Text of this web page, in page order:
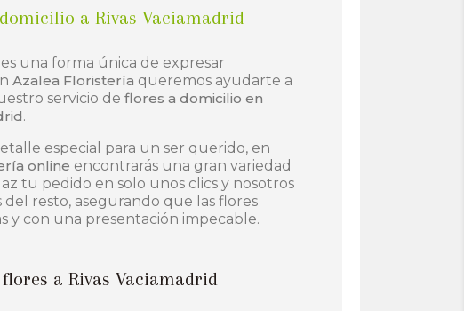
a Rivas Vaciamadrid
una forma única de expresar
Azalea Floristería queremos ayudarte a
servicio de flores a domicilio en
.
especial para un ser querido, en
online encontrarás una gran variedad
tu pedido en solo unos clics y nosotros
del resto, asegurando que las flores
y con una presentación impecable.
a Rivas Vaciamadrid